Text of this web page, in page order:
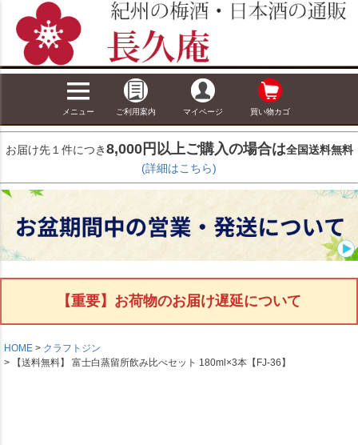
メニュー ご利用案内 マイページ 買い物カゴ
お届け先１件につき8,000円以上ご購入の場合は全国送料無料
(詳細はこちら)
【重要】お荷物のお届け遅延について
HOME
クラフトジン
【送料無料】 富士白蒸留所飲み比べセット 180ml×3本【FJ-36】